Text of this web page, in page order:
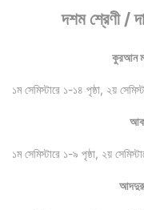
দশম শ্রেণী /
কুরআন
১ম সেমিস্টারে ১-১৪ পৃষ্ঠা, ২য়
১ম সেমিস্টারে ১-৯ পৃষ্ঠা, ২য়